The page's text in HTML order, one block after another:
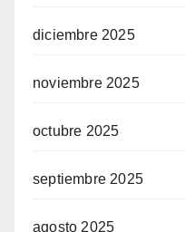
diciembre 2025
noviembre 2025
octubre 2025
septiembre 2025
agosto 2025